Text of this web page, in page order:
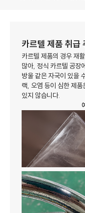
카르텔 제품 취급
카르텔 제품의 경우 재
많아, 정식 카르텔 공장
방울 같은 자국이 있을
랙, 오염 등이 심한 제
있지 않습니다.